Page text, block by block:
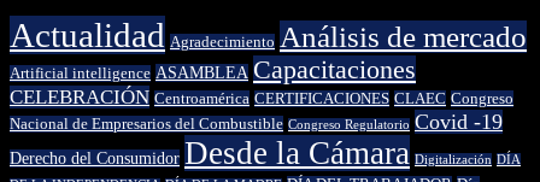
Actualidad Agradecimiento Análisis de mercado
Artificial intelligence ASAMBLEA Capacitaciones
CELEBRACIÓN Centroamérica CERTIFICACIONES CLAEC Congreso
Nacional de Empresarios del Combustible Congreso Regulatorio Covid -19
Derecho del Consumidor Desde la Cámara Digitalización DÍA